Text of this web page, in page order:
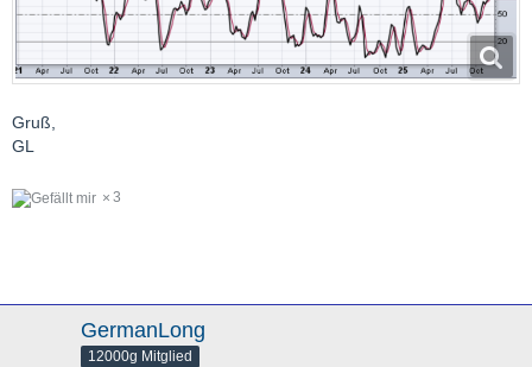
Gruß,
GL
3
GermanLong
12000g Mitglied